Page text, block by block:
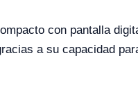
con pantalla
a su capacidad